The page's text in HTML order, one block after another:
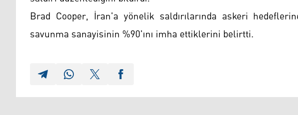
Brad Cooper, İran'a yönelik saldırılarında askeri
savunma sanayisinin %90'ını imha ettiklerini belirtti.